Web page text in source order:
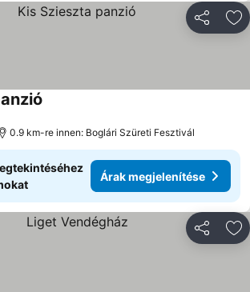
0.9 km-re innen: Boglári Szüreti Fesztivál
Árak megjelenítése